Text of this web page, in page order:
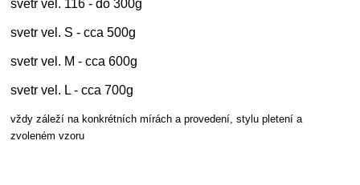
svetr vel. 116 - do 300g
svetr vel. S - cca 500g
svetr vel. M - cca 600g
svetr vel. L - cca 700g
vždy záleží na konkrétních mírách a provedení, stylu pletení a
zvoleném vzoru